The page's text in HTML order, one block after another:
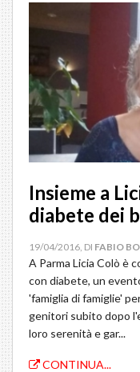
Insieme a
diabete dei
19/04/2016, DI FABIO
A ‪Parma‬ Licia Colò è
con diabete, un
'famiglia di famiglie'
genitori subito dopo
loro serenità e gar...
CONTINUA...